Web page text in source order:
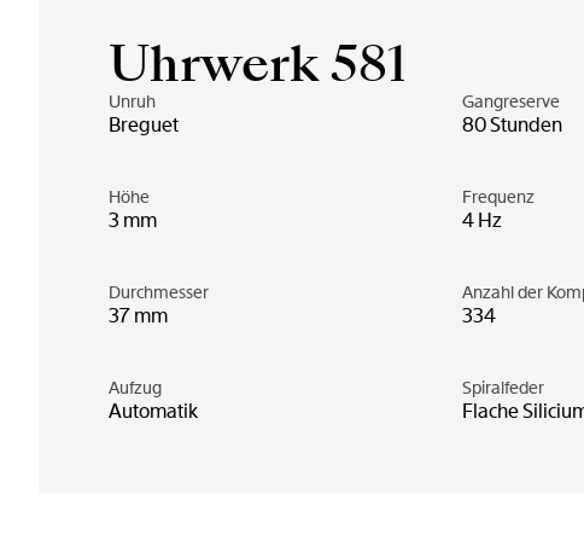
Uhrwerk 581
Unruh
Breguet
Gangreserve
80 Stunden
Höhe
3 mm
Frequenz
4 Hz
Durchmesser
37 mm
Anzahl der
334
Aufzug
Automatik
Spiralfeder
Flache